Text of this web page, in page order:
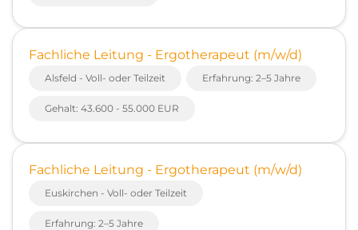
Fachliche Leitung - Ergotherapeut (m/w/d)
Alsfeld - Voll- oder Teilzeit Erfahrung: 2–5 Jahre
Gehalt: 43.600 - 55.000 EUR
Fachliche Leitung - Ergotherapeut (m/w/d)
Euskirchen - Voll- oder Teilzeit
Erfahrung: 2–5 Jahre